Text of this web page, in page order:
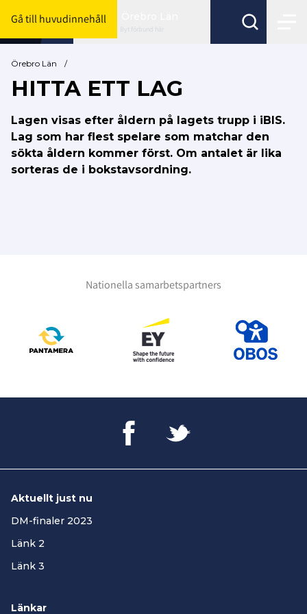
Gå till huvudinnehåll
Byt förbund här
Örebro Län /
HITTA ETT LAG
Lagen visas efter åldern på lagets trupp i iBIS.
Lag som har flest spelare som matchar den
sökta åldern kommer först. Om antalet är lika
sorteras de i bokstavsordning.
Nationella samarbetspartners
Aktuellt just nu
DM-finaler 2023
Länk 2
Länk 3
Länkar